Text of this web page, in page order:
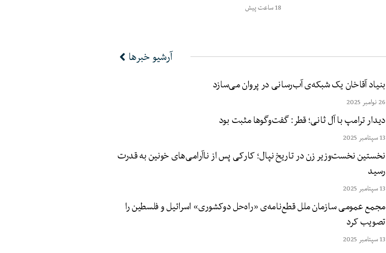
18 ساعت پیش
آرشیو خبرها
بنیاد آقاخان یک شبکه‌ی آب‌رسانی در پروان می‌سازد
26 نوامبر 2025
دیدار ترامپ با آل ثانی؛ قطر: گفت‌وگوها مثبت بود
13 سپتامبر 2025
نخستین نخست‌وزیر زن در تاریخ نپال؛ کارکی پس از ناآرامی‌های خونین به قدرت
رسید
13 سپتامبر 2025
مجمع عمومی سازمان ملل قطع‌نامه‌ی «راه‌حل دوکشوری» اسرائیل و فلسطین را
تصویب کرد
13 سپتامبر 2025